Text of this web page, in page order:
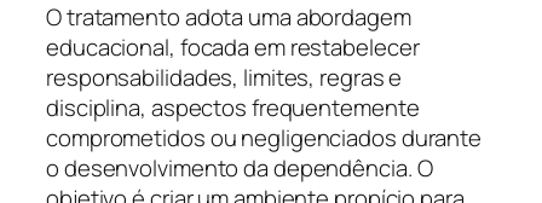
O tratamento adota uma abordagem
educacional, focada em restabelecer
responsabilidades, limites, regras e
disciplina, aspectos frequentemente
comprometidos ou negligenciados durante
o desenvolvimento da dependência. O